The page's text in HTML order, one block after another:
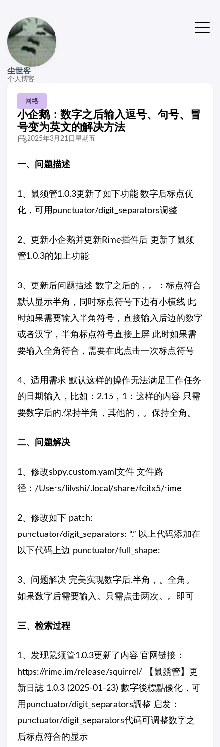
尘世客
个人博客
网络
小企鹅：数字之后输入逗号、句号、冒
号变为英文的解决方法
2025年3月21日星期五
一、问题描述
1、鼠须管1.0.3更新了如下功能 数字后标点优
化，可用punctuator/digit_separators调整
2、更新小企鹅并更新Rime插件后 更新了鼠须
管1.0.3的如上功能
3、更新后问题描述 数字之后的，。：标点符合
默认显示半角，同时标点符号下边有小横线 此
时如果需要输入半角符号，直接输入后边的数字
或者汉字，半角标点符号直接上屏 此时如果需
要输入全角符合，需要在此点击一次标点符号
4、适用需求 默认这样的操作无法满足工作任务
的日期输入，比如：2.15，1：这样的内容 只需
要数字后的.保持半角，其他的，。保持全角。
二、问题解决
1、修改sbpy.custom.yaml文件 文件路
径：/Users/lilvshi/.local/share/fcitx5/rime
2、修改如下 patch:
punctuator/digit_separators: “.” 以上代码添加在
以下代码上边 punctuator/full_shape:
3、问题解决 完美实现数字后.半角，。全角。
如果数字后需要输入。只需点击两次。。即可
三、检索过程
1、发现鼠须管1.0.3更新了内容 官网链接：
https://rime.im/release/squirrel/ 【鼠鬚管】更
新日誌 1.0.3 (2025-01-23) 數字後標點優化，可
用punctuator/digit_separators調整 启发：
punctuator/digit_separators代码可调整数字之
后标点符合的显示